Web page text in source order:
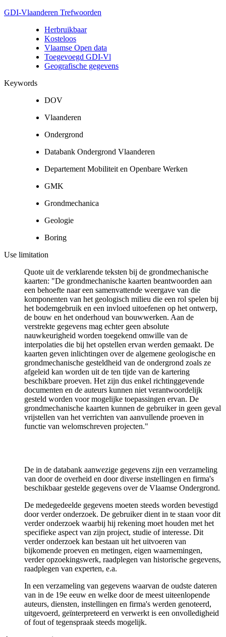
GDI-Vlaanderen Trefwoorden
Herbruikbaar
Kosteloos
Vlaamse Open data
Toegevoegd GDI-Vl
Geografische gegevens
Keywords
DOV
Vlaanderen
Ondergrond
Databank Ondergrond Vlaanderen
Departement Mobiliteit en Openbare Werken
GMK
Grondmechanica
Geologie
Boring
Use limitation
Quote uit de verklarende teksten bij de grondmechanische
kaarten: "De grondmechanische kaarten beantwoorden aan
een behoefte naar een samenvattende weergave van die
komponenten van het geologisch milieu die een rol spelen bij
het bodemgebruik en een invloed uitoefenen op het ontwerp,
de bouw en het onderhoud van bouwwerken. Aan de
verstrekte gegevens mag echter geen absolute
nauwkeurigheid worden toegekend omwille van de
interpolaties die bij het opstellen ervan werden gemaakt. De
kaarten geven inlichtingen over de algemene geologische en
grondmechanische gesteldheid van de ondergrond zoals ze
afgeleid kan worden uit de ten tijde van de kartering
beschikbare proeven. Het zijn dus enkel richtinggevende
documenten en de auteurs kunnen niet verantwoordelijk
gesteld worden voor mogelijke toepassingen ervan. De
grondmechanische kaarten kunnen de gebruiker in geen geval
vrijstellen van het verrichten van aanvullende proeven in
functie van welomschreven projecten."
De in de databank aanwezige gegevens zijn een verzameling
van door de overheid en door diverse instellingen en firma's
beschikbaar gestelde gegevens over de Vlaamse Ondergrond.
De medegedeelde gegevens moeten steeds worden bevestigd
door verder onderzoek. De gebruiker dient in te staan voor dit
verder onderzoek waarbij hij rekening moet houden met het
specifieke aspect van zijn project, studie of interesse. Dit
verder onderzoek kan bestaan uit het uitvoeren van
bijkomende proeven en metingen, eigen waarnemingen,
verder opzoekingswerk, raadplegen van historische gegevens,
raadplegen van experten, e.a.
In een verzameling van gegevens waarvan de oudste dateren
van in de 19e eeuw en welke door de meest uiteenlopende
auteurs, diensten, instellingen en firma's werden genoteerd,
uitgevoerd, geïnterpreteerd en verwerkt is een onvolledigheid
of fout of tegenspraak steeds mogelijk.